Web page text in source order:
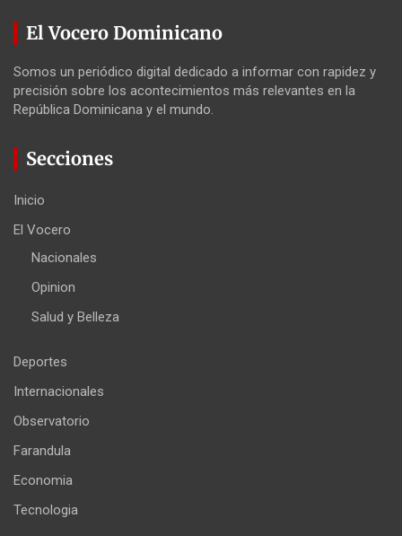
El Vocero Dominicano
Somos un periódico digital dedicado a informar con rapidez y
precisión sobre los acontecimientos más relevantes en la
República Dominicana y el mundo.
Secciones
Inicio
El Vocero
Nacionales
Opinion
Salud y Belleza
Deportes
Internacionales
Observatorio
Farandula
Economia
Tecnologia